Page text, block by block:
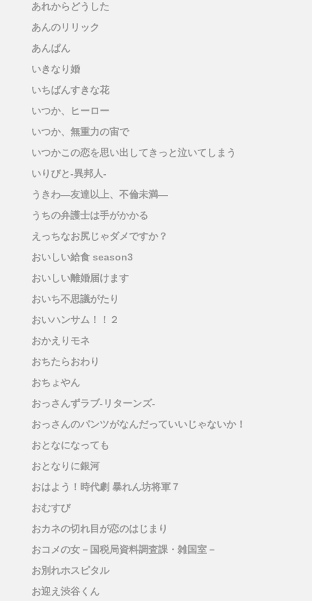
あれからどうした
あんのリリック
あんぱん
いきなり婚
いちばんすきな花
いつか、ヒーロー
いつか、無重力の宙で
いつかこの恋を思い出してきっと泣いてしまう
いりびと-異邦人-
うきわ―友達以上、不倫未満―
うちの弁護士は手がかかる
えっちなお尻じゃダメですか？
おいしい給食 season3
おいしい離婚届けます
おいち不思議がたり
おいハンサム！！２
おかえりモネ
おちたらおわり
おちょやん
おっさんずラブ-リターンズ-
おっさんのパンツがなんだっていいじゃないか！
おとなになっても
おとなりに銀河
おはよう！時代劇 暴れん坊将軍７
おむすび
おカネの切れ目が恋のはじまり
おコメの女－国税局資料調査課・雑国室－
お別れホスピタル
お迎え渋谷くん